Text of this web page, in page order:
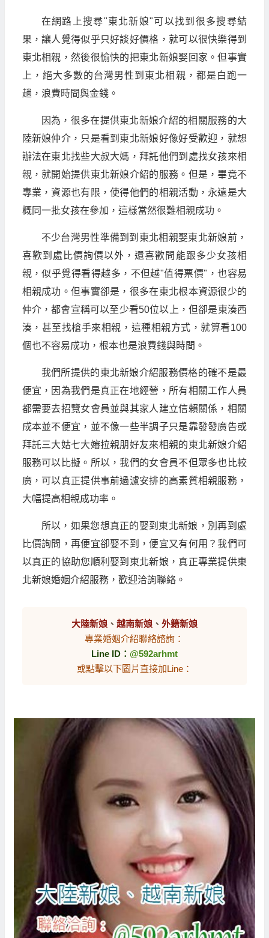
在網路上搜尋"東北新娘"可以找到很多搜尋結
果，讓人覺得似乎只好談好價格，就可以很快樂得到
東北相親，然後很愉快的把東北新娘娶回家。但事實
上，絕大多數的台灣男性到東北相親，都是白跑一
趟，浪費時間與金錢。
因為，很多在提供東北新娘介紹的相關服務的大
陸新娘仲介，只是看到東北新娘好像好受歡迎，就想
辦法在東北找些大叔大媽，拜託他們到處找女孩來相
親，就開始提供東北新娘介紹的服務。但是，畢竟不
專業，資源也有限，使得他們的相親活動，永遠是大
概同一批女孩在參加，這樣當然很難相親成功。
不少台灣男性準備到到東北相親娶東北新娘前，
喜歡到處比價詢價以外，還喜歡問能跟多少女孩相
親，似乎覺得看得越多，不但越"值得票價"，也容易
相親成功。但事實卻是，很多在東北根本資源很少的
仲介，都會宣稱可以至少看50位以上，但卻是東湊西
湊，甚至找槍手來相親，這種相親方式，就算看100
個也不容易成功，根本也是浪費錢與時間。
我們所提供的東北新娘介紹服務價格的確不是最
便宜，因為我們是真正在地經營，所有相關工作人員
都需要去招覽女會員並與其家人建立信賴關係，相關
成本並不便宜，並不像一些半調子只是靠發發廣告或
拜託三大姑七大嬸拉親朋好友來相親的東北新娘介紹
服務可以比擬。所以，我們的女會員不但眾多也比較
廣，可以真正提供事前過濾安排的高素質相親服務，
大幅提高相親成功率。
所以，如果您想真正的娶到東北新娘，別再到處
比價詢問，再便宜卻娶不到，便宜又有何用？我們可
以真正的協助您順利娶到東北新娘，真正專業提供東
北新娘婚姻介紹服務，歡迎洽詢聯絡。
大陸新娘、 越南新娘、 外籍新娘
專業婚姻介紹聯絡諮詢：
Line ID： @592arhmt
或點擊以下圖片直接加Line：